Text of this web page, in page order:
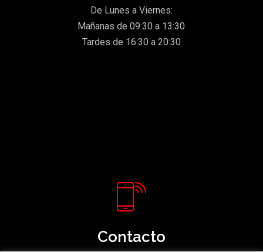
De Lunes a Viernes:
Mañanas de 09:30 a 13:30
Tardes de 16:30 a 20:30
Contacto